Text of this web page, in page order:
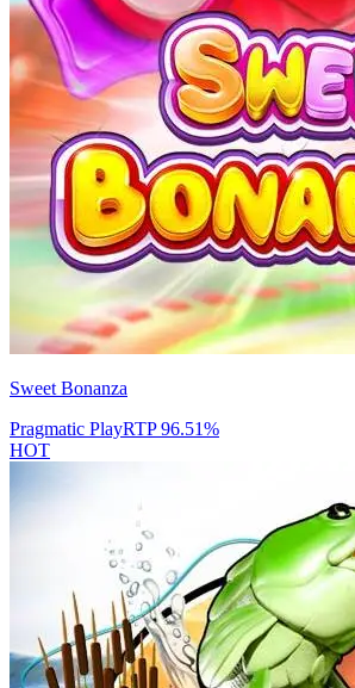
Sweet Bonanza
Pragmatic PlayRTP96.51%
HOT